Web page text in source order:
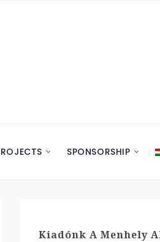
SPONSORSHIP
Kiadónk A Menhely